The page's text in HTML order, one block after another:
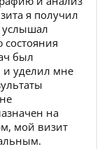
я получил
был
уделил мне
на
мой визит